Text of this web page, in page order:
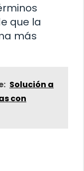
que la
más
Solución a
con